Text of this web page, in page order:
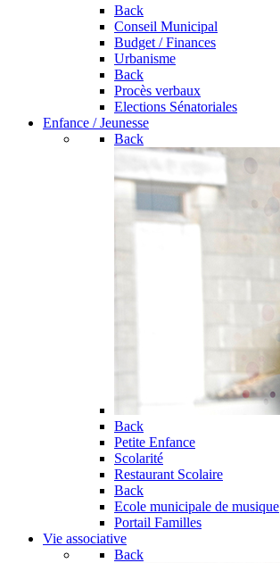
Back
Conseil Municipal
Budget / Finances
Urbanisme
Back
Procès verbaux
Elections Sénatoriales
Enfance / Jeunesse
Back
Back
Petite Enfance
Scolarité
Restaurant Scolaire
Back
Ecole municipale de musique
Portail Familles
Vie associative
Back